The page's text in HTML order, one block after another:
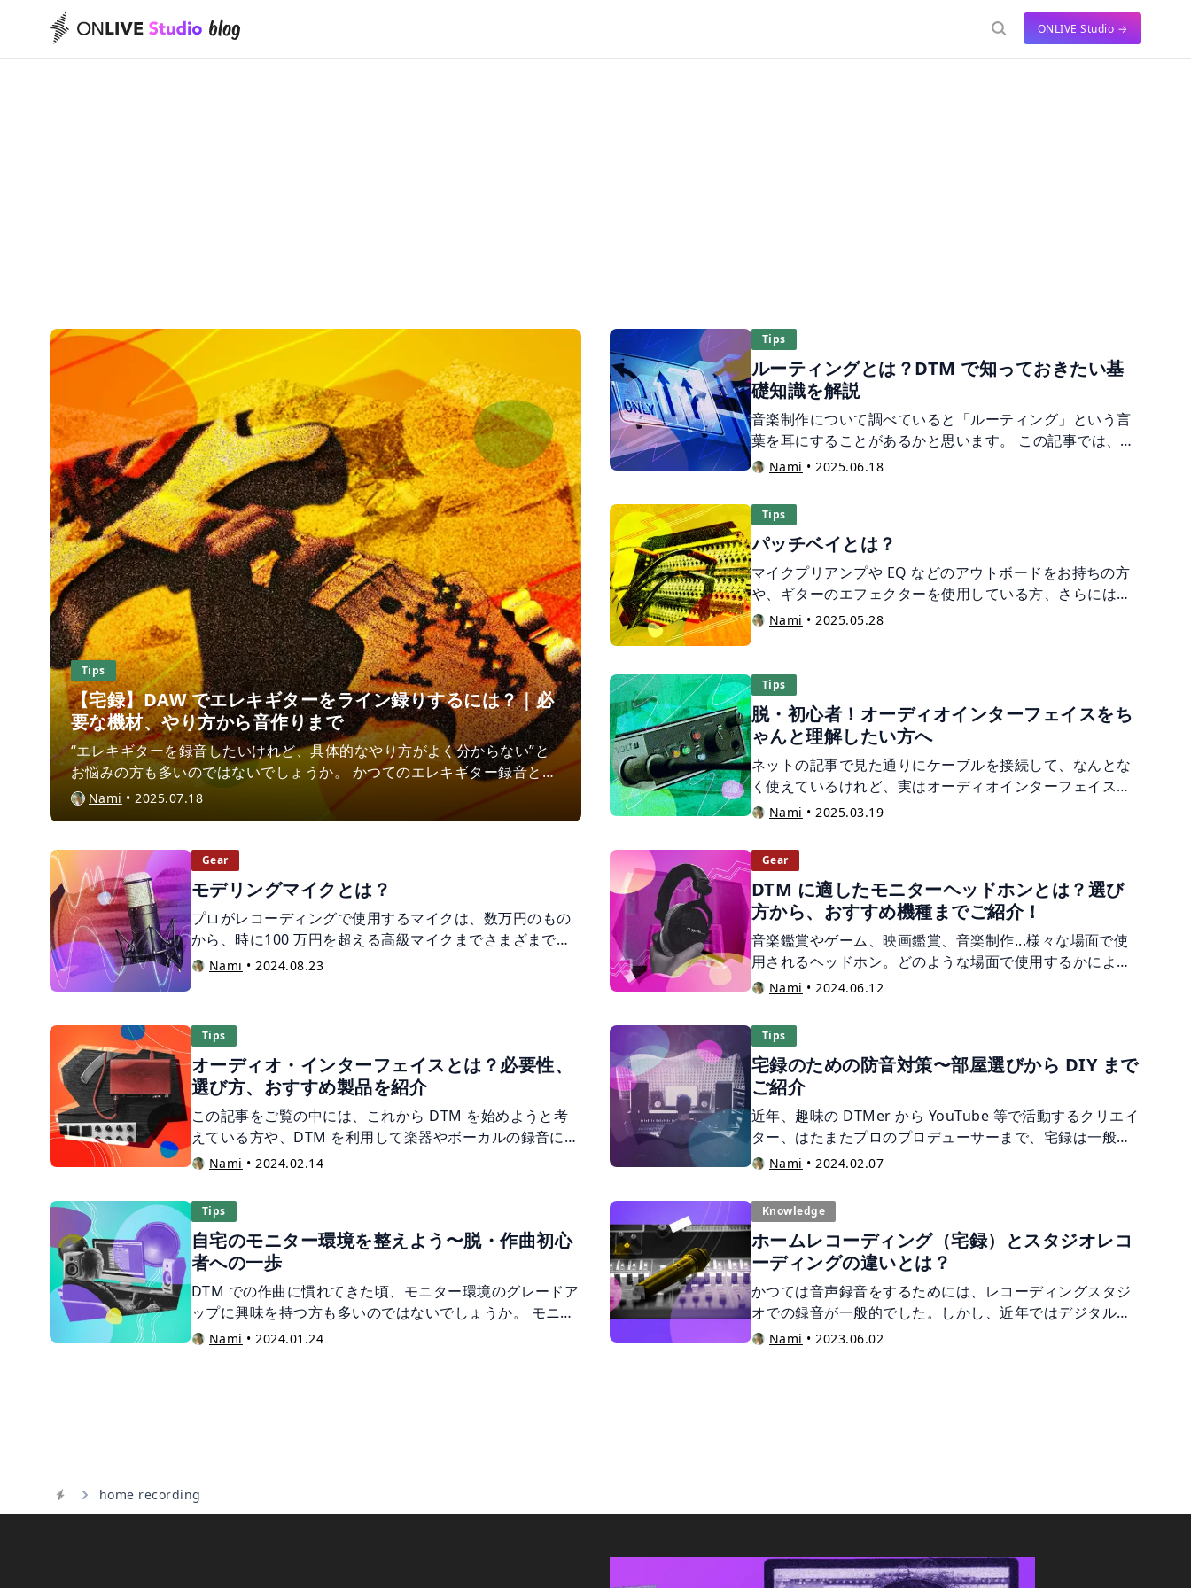
ONLIVE Studio →
Tips
【宅録】DAW でエレキギターをライン録りするには？｜必
要な機材、やり方から音作りまで
“エレキギターを録音したいけれど、具体的なやり方がよく分からない”と
お悩みの方も多いのではないでしょうか。 かつてのエレキギター録音とい
えば、アンプに繋いで鳴らした音をマイクで拾うのが一般的でした。しか
し、近年は宅録が広まり、アンプを使わずに録音できる”ライン録り”とい
な音を出さずに録音できるため、“サイレント・レコーディング”とも呼ば
れます。近隣への騒音を気にせず、自宅でいつでも録音できるのが最大の
メリットです。 この記事では、ライン録りに必要な機材から具体的な手
順、音作りのコツまで、初心者の方にもわかりやすく解説します。
Nami •2025.07.18
Tips
ルーティングとは？DTM で知っておきたい基
礎知識を解説
音楽制作について調べていると「ルーティング」という言
葉を耳にすることがあるかと思います。 この記事では、
DTM で必要なルーティングの基礎知識を解説。 ルーティ
ったり、複雑なセッティングでも音が鳴らなくなるトラブ
ルを防げたりと、制作の幅を広げるための予備知識となる
でしょう。
Nami •2025.06.18
Tips
パッチベイとは？
マイクプリアンプや EQ などのアウトボードをお持ちの方
や、ギターのエフェクターを使用している方、さらにはハ
ードウェアのシンセサイザーをお持ちの方など... このよう
うとした時や、前回のルーティングから変更する時など、
ケーブルの抜き差しが手間に感じている方も多いのではな
いでしょうか？ パッチベイは多くのアウトボードを使用す
る音楽スタジオや、ライブハウスなどで目にする機会が多
いと思います。ですが、自宅スタジオや、宅録でもおすす
めです。 この記事では、パッチベイについて解説していき
ます。
Nami •2025.05.28
Tips
脱・初心者！オーディオインターフェイスをち
ゃんと理解したい方へ
ネットの記事で見た通りにケーブルを接続して、なんとな
く使えているけれど、実はオーディオインターフェイスが
どんなものかよく分かっていない...という方へ。 この記事
ます。 オーディオインターフェイスの機能や基本構造、各
端子の役割を理解して、脱・初心者を目指しましょう！
Nami •2025.03.19
Gear
モデリングマイクとは？
プロがレコーディングで使用するマイクは、数万円のもの
から、時に100 万円を超える高級マイクまでさまざまで
す。 そのため、駆け出しのクリエイターの方にとっては、
「モデリングマイク」です。 今回は、モデリングマイクに
ついて解説していきます。
Nami •2024.08.23
Gear
DTM に適したモニターヘッドホンとは？選び
方から、おすすめ機種までご紹介！
音楽鑑賞やゲーム、映画鑑賞、音楽制作...様々な場面で使
用されるヘッドホン。どのような場面で使用するかによっ
て、適するヘッドホンは異なります。 今回は DTM の初心
ッドホン」についてご紹介致します！
Nami •2024.06.12
Tips
オーディオ・インターフェイスとは？必要性、
選び方、おすすめ製品を紹介
この記事をご覧の中には、これから DTM を始めようと考
えている方や、DTM を利用して楽器やボーカルの録音に挑
戦したい方も多いのではないでしょうか。パソコンでの音
ためには、“オーディオ・インターフェイス”が欠かせませ
ん。 この記事では、オーディオ・インターフェイスの役割
から必要性、選び方のポイントやおすすめ製品まで紹介し
ます。
Nami •2024.02.14
Tips
宅録のための防音対策〜部屋選びから DIY まで
ご紹介
近年、趣味の DTMer から YouTube 等で活動するクリエイ
ター、はたまたプロのプロデューサーまで、宅録は一般的
になりました。 そこで気になるのが、ご近所への音漏れ。
繋がる可能性があります。 防音を施すことは、ご近所への
音漏れを防ぐだけでなく、マイクが環境音を拾いにくくな
るため、宅録の音質向上にも繋がります。 この記事では防
音対策について知っておきたい知識や、自力でできる防音
アイディアをご紹介。 「宅録時の防音対策について知りた
い」「レコーディング環境を整えたい」という方は、是非
こちらの記事をご覧ください。
Nami •2024.02.07
Tips
自宅のモニター環境を整えよう〜脱・作曲初心
者への一歩
DTM での作曲に慣れてきた頃、モニター環境のグレードア
ップに興味を持つ方も多いのではないでしょうか。 モニタ
ー環境を整えることは、作曲の上達にも繋がります。 この
Nami •2024.01.24
Knowledge
ホームレコーディング（宅録）とスタジオレコ
ーディングの違いとは？
かつては音声録音をするためには、レコーディングスタジ
オでの録音が一般的でした。しかし、近年ではデジタル技
術の進歩により、自宅でも高品質なレコーディングが可能
Nami •2023.06.02
home recording